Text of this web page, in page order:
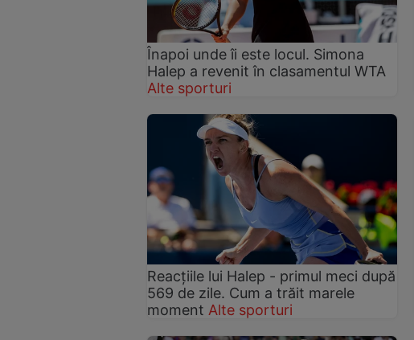
Înapoi unde îi este locul. Simona
Halep a revenit în clasamentul WTA
Alte sporturi
Reacțiile lui Halep - primul meci după
569 de zile. Cum a trăit marele
moment Alte sporturi